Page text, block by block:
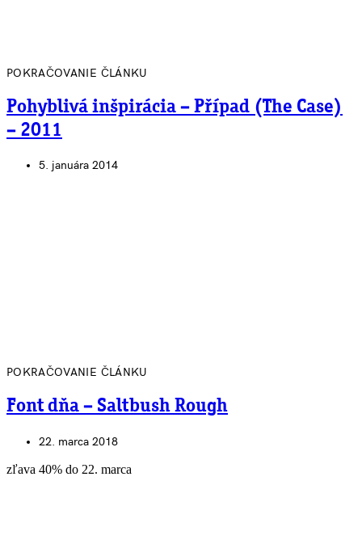
POKRAČOVANIE ČLÁNKU
Pohyblivá inšpirácia – Případ (The Case)
– 2011
5. januára 2014
POKRAČOVANIE ČLÁNKU
Font dňa – Saltbush Rough
22. marca 2018
zľava 40% do 22. marca